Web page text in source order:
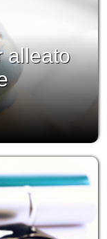
alleato